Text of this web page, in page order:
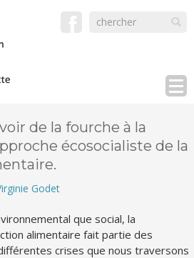
de la fourche à la
écosocialiste de la
Godet
que social, la
alimentaire fait partie des
crises que nous traversons